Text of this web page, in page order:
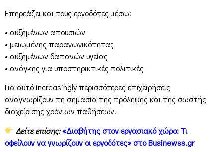
Επηρεάζει και τους εργοδότες μέσω:
• αυξημένων απουσιών
• μειωμένης παραγωγικότητας
• αυξημένων δαπανών υγείας
• ανάγκης για υποστηρικτικές πολιτικές
Για αυτό increasingly περισσότερες επιχειρήσεις
αναγνωρίζουν τη σημασία της πρόληψης και της σωστής
διαχείρισης χρόνιων παθήσεων.
Δείτε επίσης:«Διαβήτης στον εργασιακό χώρο: Τι
οφείλουν να γνωρίζουν οι εργοδότες» στο Businewss.gr